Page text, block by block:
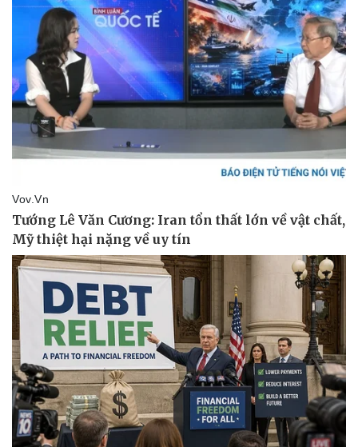
Kinh tế
Bất động sản
Khởi nghiệp
Thị trường
Giá vàng
Tiêu dùng
Tỷ giá
Chứng khoán